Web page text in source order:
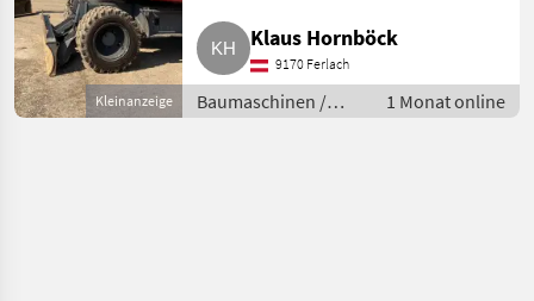
Kleinanzeige
Nettopreis € 55.000, -.
Baumaschinen Mobilbagger
Klaus Hornböck
9170 Ferlach
Baumaschinen /
Mobilbagger
1 Monat online